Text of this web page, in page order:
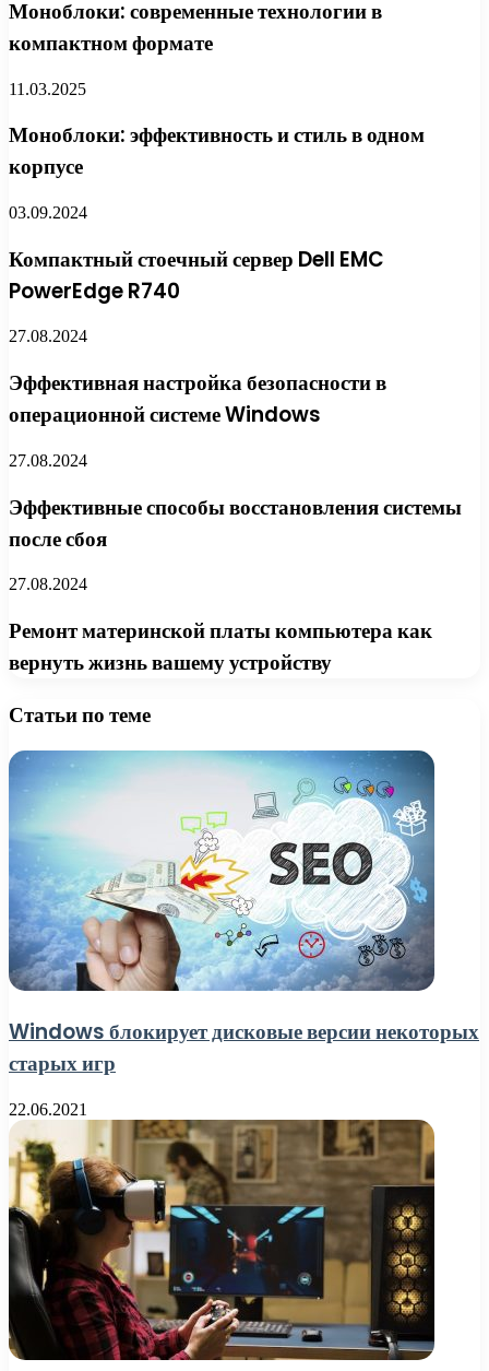
Моноблоки: современные технологии в
компактном формате
11.03.2025
Моноблоки: эффективность и стиль в одном
корпусе
03.09.2024
Компактный стоечный сервер Dell EMC
PowerEdge R740
27.08.2024
Эффективная настройка безопасности в
операционной системе Windows
27.08.2024
Эффективные способы восстановления системы
после сбоя
27.08.2024
Ремонт материнской платы компьютера как
вернуть жизнь вашему устройству
Статьи по теме
Windows блокирует дисковые версии некоторых
старых игр
22.06.2021